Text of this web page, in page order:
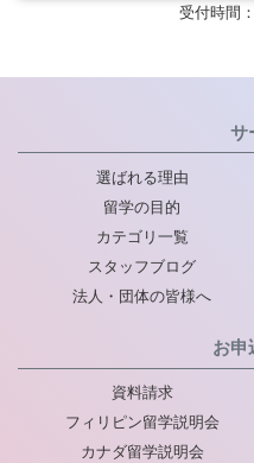
受付時間
サ
選ばれる理由
留学の目的
カテゴリ一覧
スタッフブログ
法人・団体の皆様へ
お申
資料請求
フィリピン留学説明会
カナダ留学説明会